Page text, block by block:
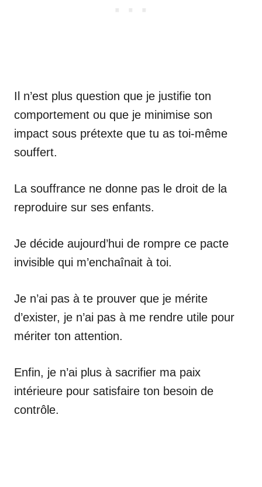
Il n’est plus question que je justifie ton
comportement ou que je minimise son
impact sous prétexte que tu as toi-même
souffert.
La souffrance ne donne pas le droit de la
reproduire sur ses enfants.
Je décide aujourd’hui de rompre ce pacte
invisible qui m’enchaînait à toi.
Je n’ai pas à te prouver que je mérite
d’exister, je n’ai pas à me rendre utile pour
mériter ton attention.
Enfin, je n’ai plus à sacrifier ma paix
intérieure pour satisfaire ton besoin de
contrôle.